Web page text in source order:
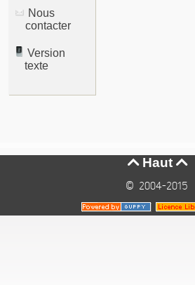
Nous
contacter
Version
texte
Haut 
© 2004-2015